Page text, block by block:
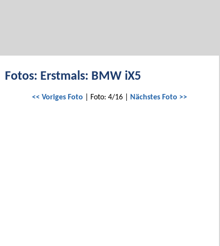
Fotos: Erstmals: BMW iX5
<< Voriges Foto | Foto: 4/16 | Nächstes Foto >>